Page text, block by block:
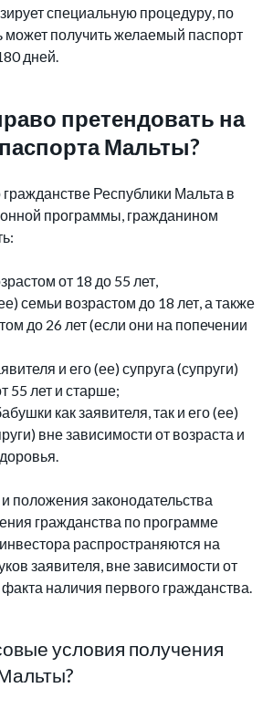
специальную процедуру, по
может получить желаемый паспорт
дней.
претендовать на
Мальты?
Республики Мальта в
программы, гражданином
от 18 до 55 лет,
семьи возрастом до 18 лет, а также
до 26 лет (если они на попечении
и его (ее) супруга (супруги)
55 лет и старше;
как заявителя, так и его (ее)
вне зависимости от возраста и
положения законодательства
гражданства по программе
распространяются на
заявителя, вне зависимости от
наличия первого гражданства.
условия получения